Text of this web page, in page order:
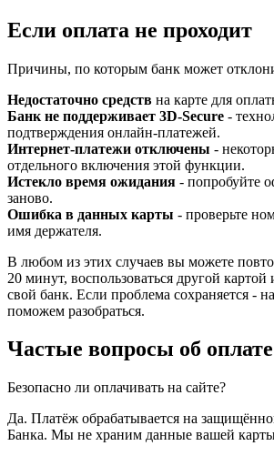
Если оплата не проходит
Причины, по которым банк может
Недостаточно средств на карте для
Банк не поддерживает 3D-Secure -
подтверждения онлайн-платежей.
Интернет-платежи отключены -
отдельного включения этой функции.
Истекло время ожидания - попробуйте
заново.
Ошибка в данных карты - проверьте
имя держателя.
В любом из этих случаев вы можете
20 минут, воспользоваться другой картой
свой банк. Если проблема сохраняется -
поможем разобраться.
Частые вопросы об оплате
Безопасно ли оплачивать на сайте?
Да. Платёж обрабатывается на
Банка. Мы не храним данные вашей